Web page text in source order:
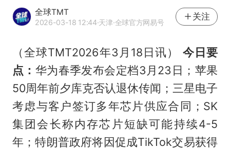
全球TMT
2026-03-18 12:44·天津·全球官方网易号
关注
（全球TMT2026年3月18日讯） 今日要
点： 华为春季发布会定档3月23日；苹果
50周年前夕库克否认退休传闻；三星电子
考虑与客户签订多年芯片供应合同；SK
集团会长称内存芯片短缺可能持续4-5
年；特朗普政府将因促成TikTok交易获得